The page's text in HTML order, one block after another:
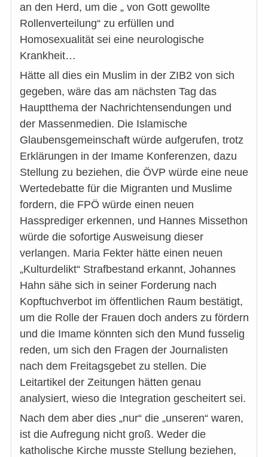
an den Herd, um die „ von Gott gewollte
Rollenverteilung“ zu erfüllen und
Homosexualität sei eine neurologische
Krankheit…
Hätte all dies ein Muslim in der ZIB2 von sich
gegeben, wäre das am nächsten Tag das
Hauptthema der Nachrichtensendungen und
der Massenmedien. Die Islamische
Glaubensgemeinschaft würde aufgerufen, trotz
Erklärungen in der Imame Konferenzen, dazu
Stellung zu beziehen, die ÖVP würde eine neue
Wertedebatte für die Migranten und Muslime
fordern, die FPÖ würde einen neuen
Hassprediger erkennen, und Hannes Missethon
würde die sofortige Ausweisung dieser
verlangen. Maria Fekter hätte einen neuen
„Kulturdelikt“ Strafbestand erkannt, Johannes
Hahn sähe sich in seiner Forderung nach
Kopftuchverbot im öffentlichen Raum bestätigt,
um die Rolle der Frauen doch anders zu fördern
und die Imame könnten sich den Mund fusselig
reden, um sich den Fragen der Journalisten
nach dem Freitagsgebet zu stellen. Die
Leitartikel der Zeitungen hätten genau
analysiert, wieso die Integration gescheitert sei.
Nach dem aber dies „nur“ die „unseren“ waren,
ist die Aufregung nicht groß. Weder die
katholische Kirche musste Stellung beziehen,